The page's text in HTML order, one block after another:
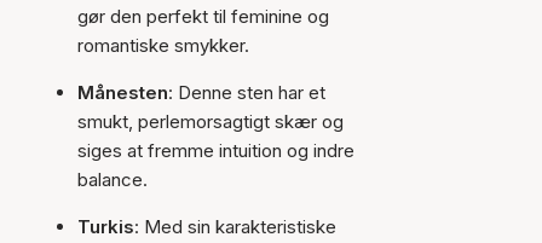
gør den perfekt til feminine og
romantiske smykker.
Månesten: Denne sten har et
smukt, perlemorsagtigt skær og
siges at fremme intuition og indre
balance.
Turkis: Med sin karakteristiske